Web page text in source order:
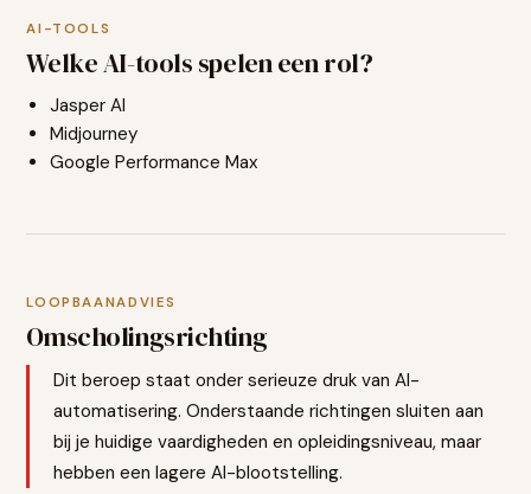
AI-TOOLS
Welke AI-tools spelen een rol?
Jasper AI
Midjourney
Google Performance Max
LOOPBAANADVIES
Omscholingsrichting
Dit beroep staat onder serieuze druk van AI-
automatisering. Onderstaande richtingen sluiten aan
bij je huidige vaardigheden en opleidingsniveau, maar
hebben een lagere AI-blootstelling.